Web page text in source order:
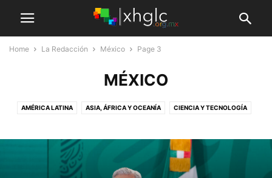
Home La Redacción México Page 3
MÉXICO
AMÉRICA LATINA ASIA, ÁFRICA Y OCEANÍA CIENCIA Y TECNOLOGÍA
MÉXICO USA Y EUROPA